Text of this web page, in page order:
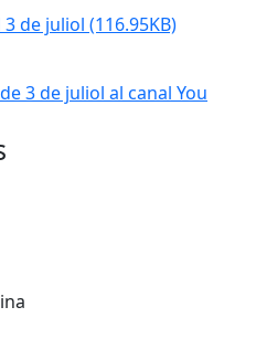
3 de juliol (116.95KB)
3 de juliol al canal You